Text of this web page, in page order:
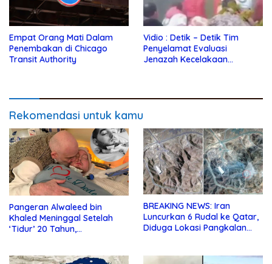
Empat Orang Mati Dalam
Penembakan di Chicago
Transit Authority
Vidio : Detik – Detik Tim
Penyelamat Evaluasi
Jenazah Kecelakaan
Rekomendasi untuk kamu
Pangeran Alwaleed bin
Khaled Meninggal Setelah
‘Tidur’ 20 Tahun,
BREAKING NEWS: Iran
Luncurkan 6 Rudal ke Qatar,
Diduga Lokasi Pangkalan